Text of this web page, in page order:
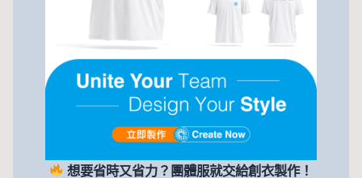
想要省時又省力？團體服就交給創衣製作！